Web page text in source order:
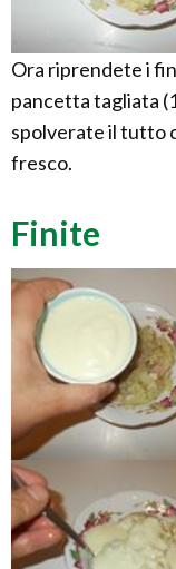
Ora riprendete i
pancetta tagliata
spolverate il tutto
fresco.
Finite